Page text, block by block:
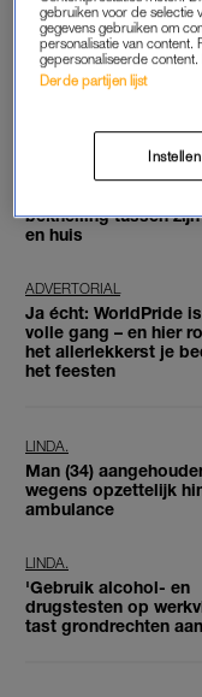
WIL JE ZIEN
Tatum Dagelet blikt
met Saskia
op 'Brutale Meiden':
'Mensen beledigen
beknelling tussen
en huis
ADVERTORIAL
Ja écht: WorldPride
volle gang – en hier
het allerlekkerst je
het feesten
LINDA.
Man (34)
wegens opzettelijk
ambulance
LINDA.
'Gebruik alcohol- en
drugstesten op
tast grondrechten
gebruiken voor de selectie
gegevens gebruiken om
personalisatie van content.
gepersonaliseerde
Derde partijen lijst
Instellen